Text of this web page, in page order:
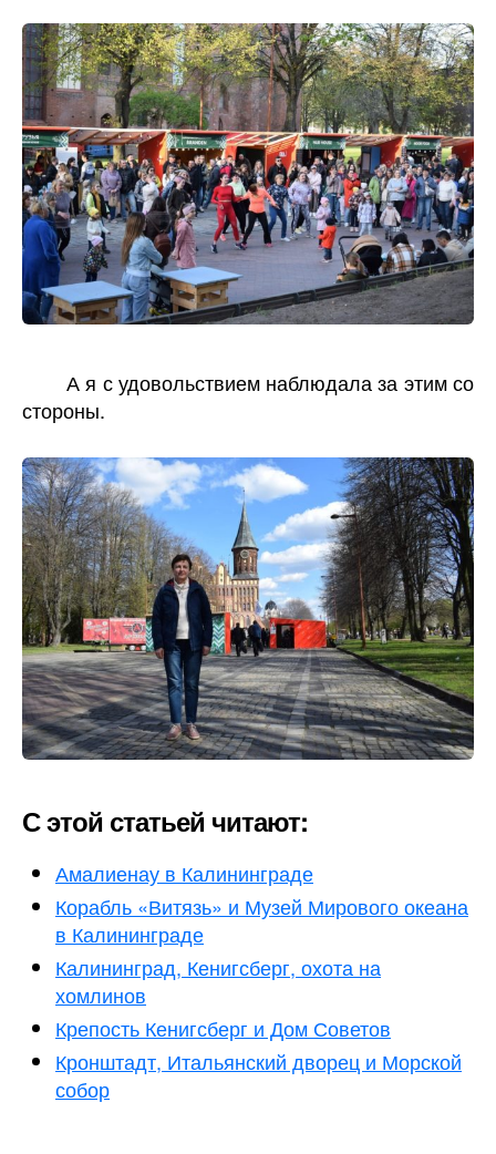
А я с удовольствием наблюдала за этим со
стороны.
С этой статьей читают:
Амалиенау в Калининграде
Корабль «Витязь» и Музей Мирового океана
в Калининграде
Калининград, Кенигсберг, охота на
хомлинов
Крепость Кенигсберг и Дом Советов
Кронштадт, Итальянский дворец и Морской
собор